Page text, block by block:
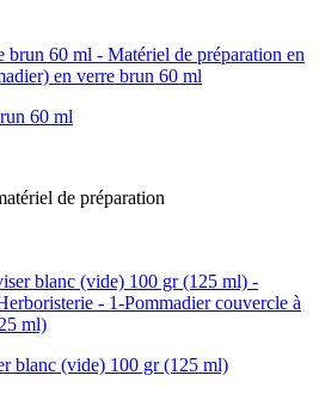
60 ml
de préparation
blanc (vide) 100 gr (125 ml)